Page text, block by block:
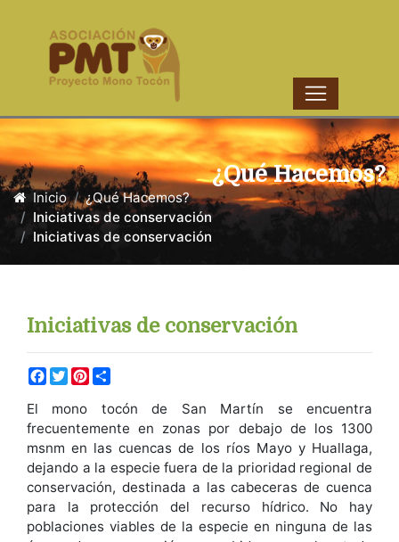
¿Qué Hacemos?
Inicio
¿Qué Hacemos?
Iniciativas de conservación
Iniciativas de conservación
Iniciativas de conservación
Facebook
TwitterPinterest
El mono tocón de San Martín se encuentra
frecuentemente en zonas por debajo de los 1300
msnm en las cuencas de los ríos Mayo y Huallaga,
dejando a la especie fuera de la prioridad regional de
conservación, destinada a las cabeceras de cuenca
para la protección del recurso hídrico. No hay
poblaciones viables de la especie en ninguna de las